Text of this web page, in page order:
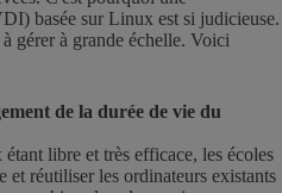
basée sur Linux est si judicieuse.
gérer à grande échelle. Voici
de la durée de vie du
libre et très efficace, les écoles
et réutiliser les ordinateurs existants